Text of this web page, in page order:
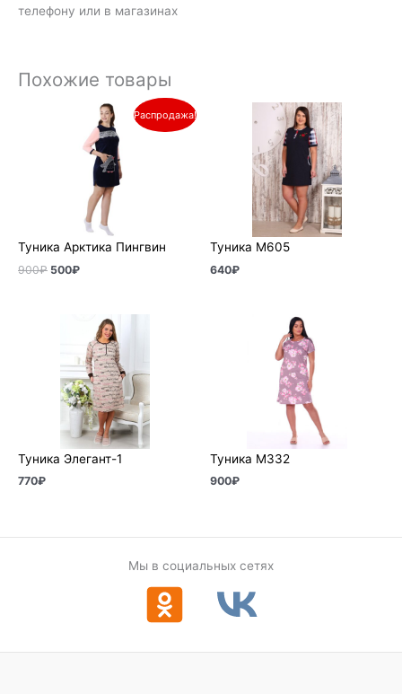
телефону или в магазинах
Похожие товары
Распродажа!
Туника Арктика Пингвин
900₽
Первоначальная
составляла
500₽
Текущая
цена:
500₽.
Туника М605
640₽
Туника Элегант-1
770₽
Туника М332
900₽
Мы в социальных сетях